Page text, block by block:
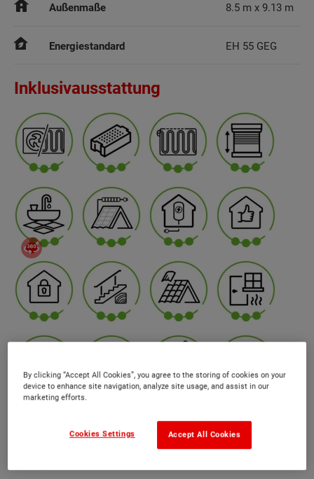
Außenmaße 8.5 m x 9.13 m
Energiestandard EH 55 GEG
Inklusivausstattung
By clicking “Accept All Cookies”, you agree to the storing of cookies on your
device to enhance site navigation, analyze site usage, and assist in our
marketing efforts.
Accept All Cookies
Cookies Settings